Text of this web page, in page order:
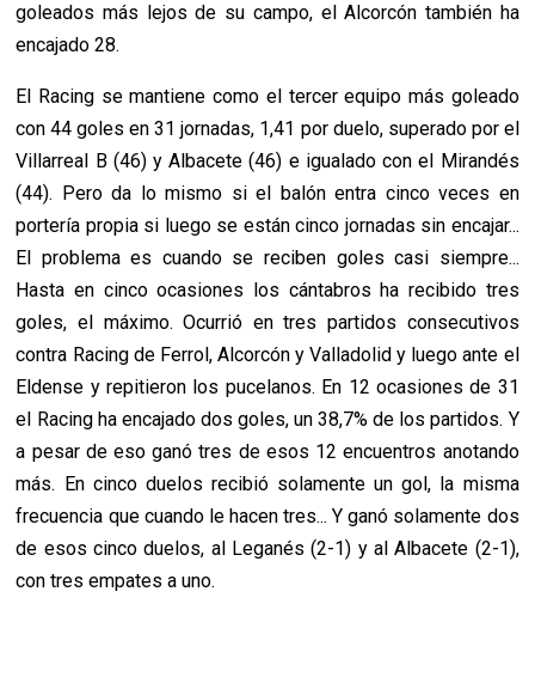
goleados más lejos de su campo, el Alcorcón también ha
encajado 28.
El Racing se mantiene como el tercer equipo más goleado
con 44 goles en 31 jornadas, 1,41 por duelo, superado por el
Villarreal B (46) y Albacete (46) e igualado con el Mirandés
(44). Pero da lo mismo si el balón entra cinco veces en
portería propia si luego se están cinco jornadas sin encajar...
El problema es cuando se reciben goles casi siempre...
Hasta en cinco ocasiones los cántabros ha recibido tres
goles, el máximo. Ocurrió en tres partidos consecutivos
contra Racing de Ferrol, Alcorcón y Valladolid y luego ante el
Eldense y repitieron los pucelanos. En 12 ocasiones de 31
el Racing ha encajado dos goles, un 38,7% de los partidos. Y
a pesar de eso ganó tres de esos 12 encuentros anotando
más. En cinco duelos recibió solamente un gol, la misma
frecuencia que cuando le hacen tres... Y ganó solamente dos
de esos cinco duelos, al Leganés (2-1) y al Albacete (2-1),
con tres empates a uno.